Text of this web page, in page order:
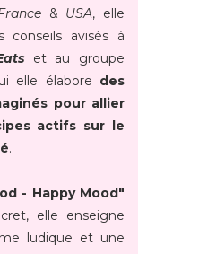
& USA, elle
conseils avisés à
et au groupe
elle élabore des
pour allier
actifs sur le
.
- Happy Mood"
elle enseigne
ludique et une